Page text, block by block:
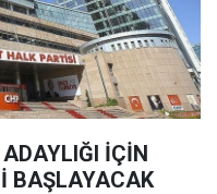
İÇİN
BAŞLAYACAK